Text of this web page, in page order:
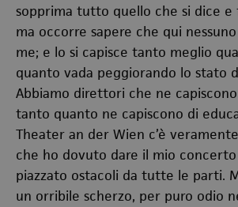
sopprima tutto quello che si dice e
ma occorre sapere che qui
me; e lo si capisce tanto meglio
quanto vada peggiorando lo stato
Abbiamo direttori che ne
tanto quanto ne capiscono di
Theater an der Wien c’è
che ho dovuto dare il mio
piazzato ostacoli da tutte le parti.
un orribile scherzo, per puro odio